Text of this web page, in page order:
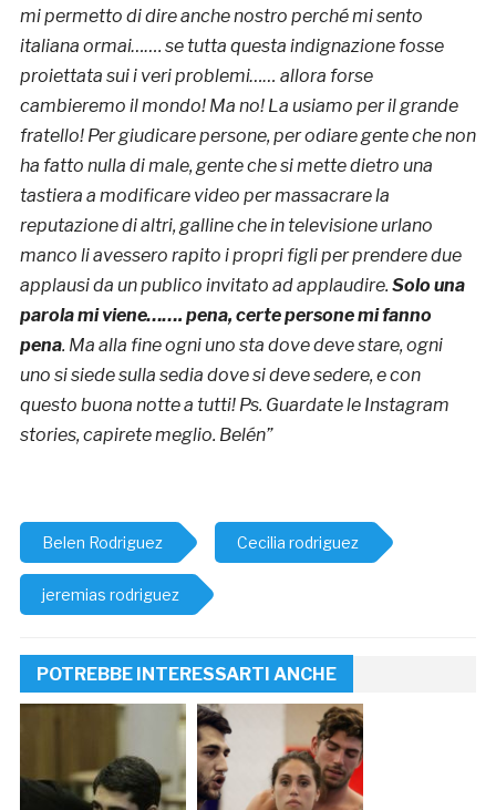
mi permetto di dire anche nostro perché mi sento
italiana ormai……. se tutta questa indignazione fosse
proiettata sui i veri problemi…… allora forse
cambieremo il mondo! Ma no! La usiamo per il grande
fratello! Per giudicare persone, per odiare gente che non
ha fatto nulla di male, gente che si mette dietro una
tastiera a modificare video per massacrare la
reputazione di altri, galline che in televisione urlano
manco li avessero rapito i propri figli per prendere due
applausi da un publico invitato ad applaudire. Solo una
parola mi viene……. pena, certe persone mi fanno
pena. Ma alla fine ogni uno sta dove deve stare, ogni
uno si siede sulla sedia dove si deve sedere, e con
questo buona notte a tutti! Ps. Guardate le Instagram
stories, capirete meglio. Belén”
Belen Rodriguez Cecilia rodriguez
jeremias rodriguez
POTREBBE INTERESSARTI ANCHE